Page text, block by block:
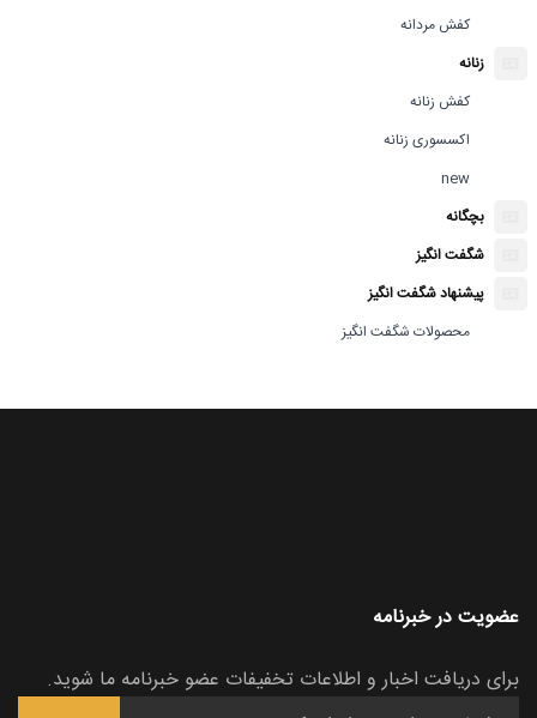
کفش مردانه
زنانه
کفش زنانه
اکسسوری زنانه
new
بچگانه
شگفت انگیز
پیشنهاد شگفت انگیز
محصولات شگفت انگیز
عضویت در خبرنامه
برای دریافت اخبار و اطلاعات تخفیفات عضو خبرنامه ما شوید.